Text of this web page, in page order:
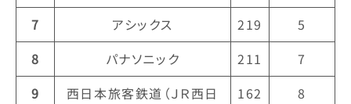
7
アシックス 219
5
8
パナソニック 211
7
9
西日本旅客鉄道（ＪＲ西日
162 8